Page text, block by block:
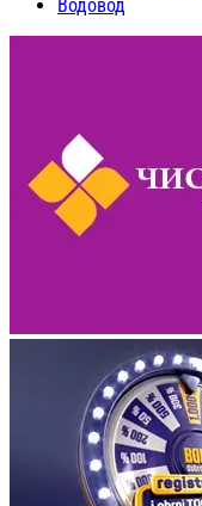
Водовод